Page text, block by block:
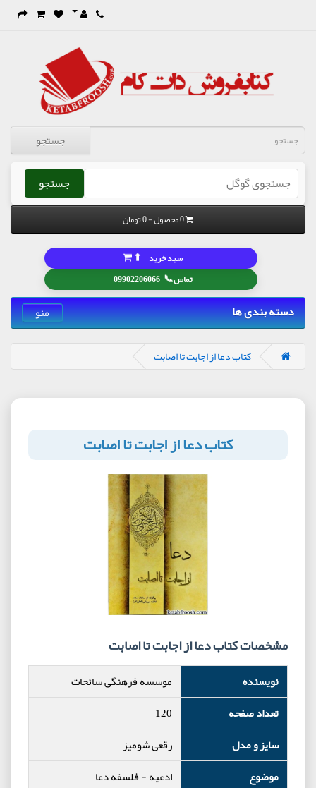
جستجو
جستجو
0 محصول - 0 تومان
تماس📞
09902206066
سبد خرید ⬆
دسته بندی ها منو
کتاب دعا از اجابت تا اصابت
کتاب دعا از اجابت تا اصابت
مشخصات کتاب دعا از اجابت تا اصابت
نویسنده
موسسه فرهنگی سائحات
تعداد صفحه
120
سایز و مدل
رقعی شومیز
موضوع
ادعیه-فلسفه دعا